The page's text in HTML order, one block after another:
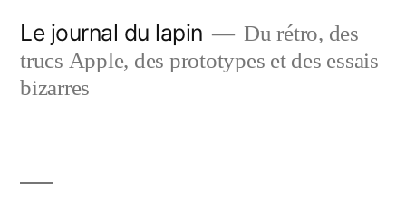
contenu
Le journal du lapin
Du rétro, des
trucs Apple, des prototypes et des essais
bizarres